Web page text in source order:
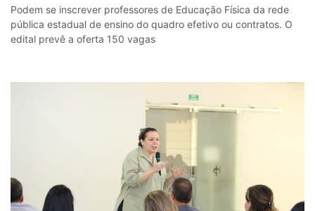
Podem se inscrever professores de Educação Física da rede
pública estadual de ensino do quadro efetivo ou contratos. O
edital prevê a oferta 150 vagas